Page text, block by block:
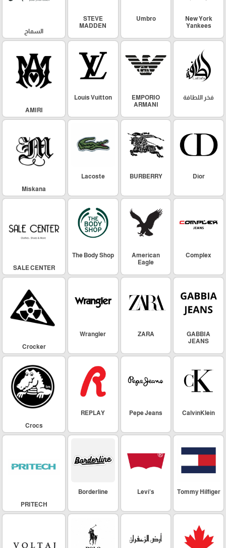
New York
Yankees
Umbro
STEVE
MADDEN
السماح
فخر اللطافة
EMPORIO
ARMANI
Louis Vuitton
AMIRI
Dior
BURBERRY
Lacoste
Miskana
Complex
American
Eagle
The Body Shop
SALE CENTER
GABBIA
JEANS
ZARA
Wrangler
Crocker
CalvinKlein
Pepe Jeans
REPLAY
Crocs
Tommy Hilfiger
Levi's
Borderline
PRITECH